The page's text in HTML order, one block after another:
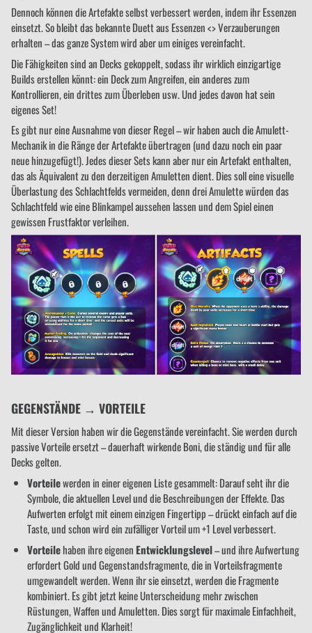
Dennoch können die Artefakte selbst verbessert werden, indem ihr Essenzen
einsetzt. So bleibt das bekannte Duett aus Essenzen <> Verzauberungen
erhalten – das ganze System wird aber um einiges vereinfacht.
Die Fähigkeiten sind an Decks gekoppelt, sodass ihr wirklich einzigartige
Builds erstellen könnt: ein Deck zum Angreifen, ein anderes zum
Kontrollieren, ein drittes zum Überleben usw. Und jedes davon hat sein
eigenes Set!
Es gibt nur eine Ausnahme von dieser Regel – wir haben auch die Amulett-
Mechanik in die Ränge der Artefakte übertragen (und dazu noch ein paar
neue hinzugefügt!). Jedes dieser Sets kann aber nur ein Artefakt enthalten,
das als Äquivalent zu den derzeitigen Amuletten dient. Dies soll eine visuelle
Überlastung des Schlachtfelds vermeiden, denn drei Amulette würden das
Schlachtfeld wie eine Blinkampel aussehen lassen und dem Spiel einen
gewissen Frustfaktor verleihen.
GEGENSTÄNDE → VORTEILE
Mit dieser Version haben wir die Gegenstände vereinfacht. Sie werden durch
passive Vorteile ersetzt – dauerhaft wirkende Boni, die ständig und für alle
Decks gelten.
Vorteilewerden in einer eigenen Liste gesammelt: Darauf seht ihr die
Symbole, die aktuellen Level und die Beschreibungen der Effekte. Das
Aufwerten erfolgt mit einem einzigen Fingertipp – drückt einfach auf die
Taste, und schon wird ein zufälliger Vorteil um +1 Level verbessert.
Vorteilehaben ihre eigenen Entwicklungslevel– und ihre Aufwertung
erfordert Gold und Gegenstandsfragmente, die in Vorteilsfragmente
umgewandelt werden. Wenn ihr sie einsetzt, werden die Fragmente
kombiniert. Es gibt jetzt keine Unterscheidung mehr zwischen
Rüstungen, Waffen und Amuletten. Dies sorgt für maximale Einfachheit,
Zugänglichkeit und Klarheit!